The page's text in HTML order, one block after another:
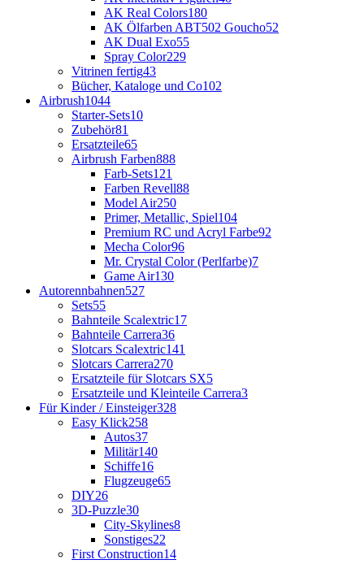
AK Real Colors180
AK Ölfarben ABT502 Goucho52
AK Dual Exo55
Spray Color229
Vitrinen fertig43
Bücher, Kataloge und Co102
Airbrush1044
Starter-Sets10
Zubehör81
Ersatzteile65
Airbrush Farben888
Farb-Sets121
Farben Revell88
Model Air250
Primer, Metallic, Spiel104
Premium RC und Acryl Farbe92
Mecha Color96
Mr. Crystal Color (Perlfarbe)7
Game Air130
Autorennbahnen527
Sets55
Bahnteile Scalextric17
Bahnteile Carrera36
Slotcars Scalextric141
Slotcars Carrera270
Ersatzteile für Slotcars SX5
Ersatzteile und Kleinteile Carrera3
Für Kinder / Einsteiger328
Easy Klick258
Autos37
Militär140
Schiffe16
Flugzeuge65
DIY26
3D-Puzzle30
City-Skylines8
Sonstiges22
First Construction14